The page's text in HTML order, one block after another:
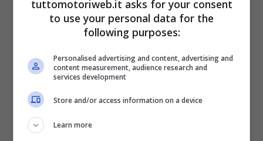
tuttomotoriweb.it asks for your consent
to use your personal data for the
following purposes:
Personalised advertising and content, advertising and
content measurement, audience research and
services development
Store and/or access information on a device
Learn more